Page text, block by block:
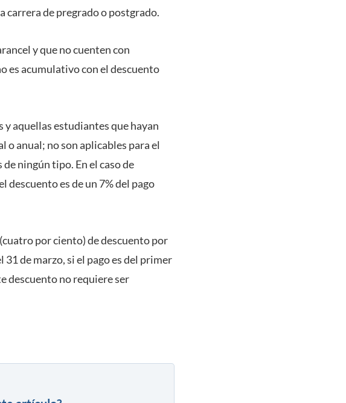
carrera de pregrado o postgrado.
y que no cuenten con
es acumulativo con el descuento
y aquellas estudiantes que hayan
o anual; no son aplicables para el
ningún tipo. En el caso de
es de un 7% del pago
por ciento) de descuento por
de marzo, si el pago es del primer
descuento no requiere ser